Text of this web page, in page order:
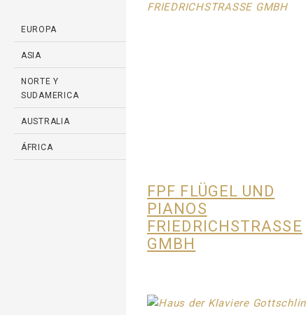
EUROPA
ASIA
NORTE Y
SUDAMERICA
AUSTRALIA
ÁFRICA
FPF FLÜGEL UND
PIANOS
FRIEDRICHSTRASSE
GMBH